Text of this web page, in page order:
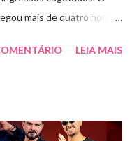
mais de quatro horas
palco e contaram com
início ao fim. Criado em
LEIA MAIS